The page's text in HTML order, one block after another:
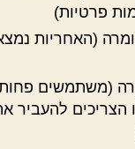
פרטיות)
(האחריות
(משתמשים
להעביר